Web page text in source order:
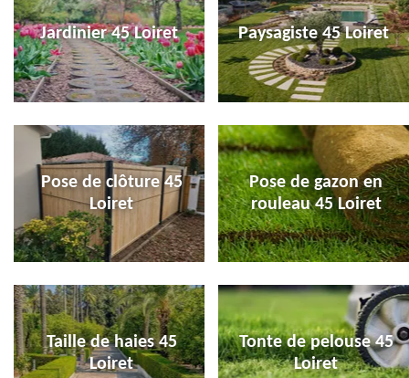
Jardinier 45 Loiret Paysagiste 45 Loiret
Pose de clôture 45
Loiret
Pose de gazon en
rouleau 45 Loiret
Taille de haies 45
Loiret
Tonte de pelouse 45
Loiret